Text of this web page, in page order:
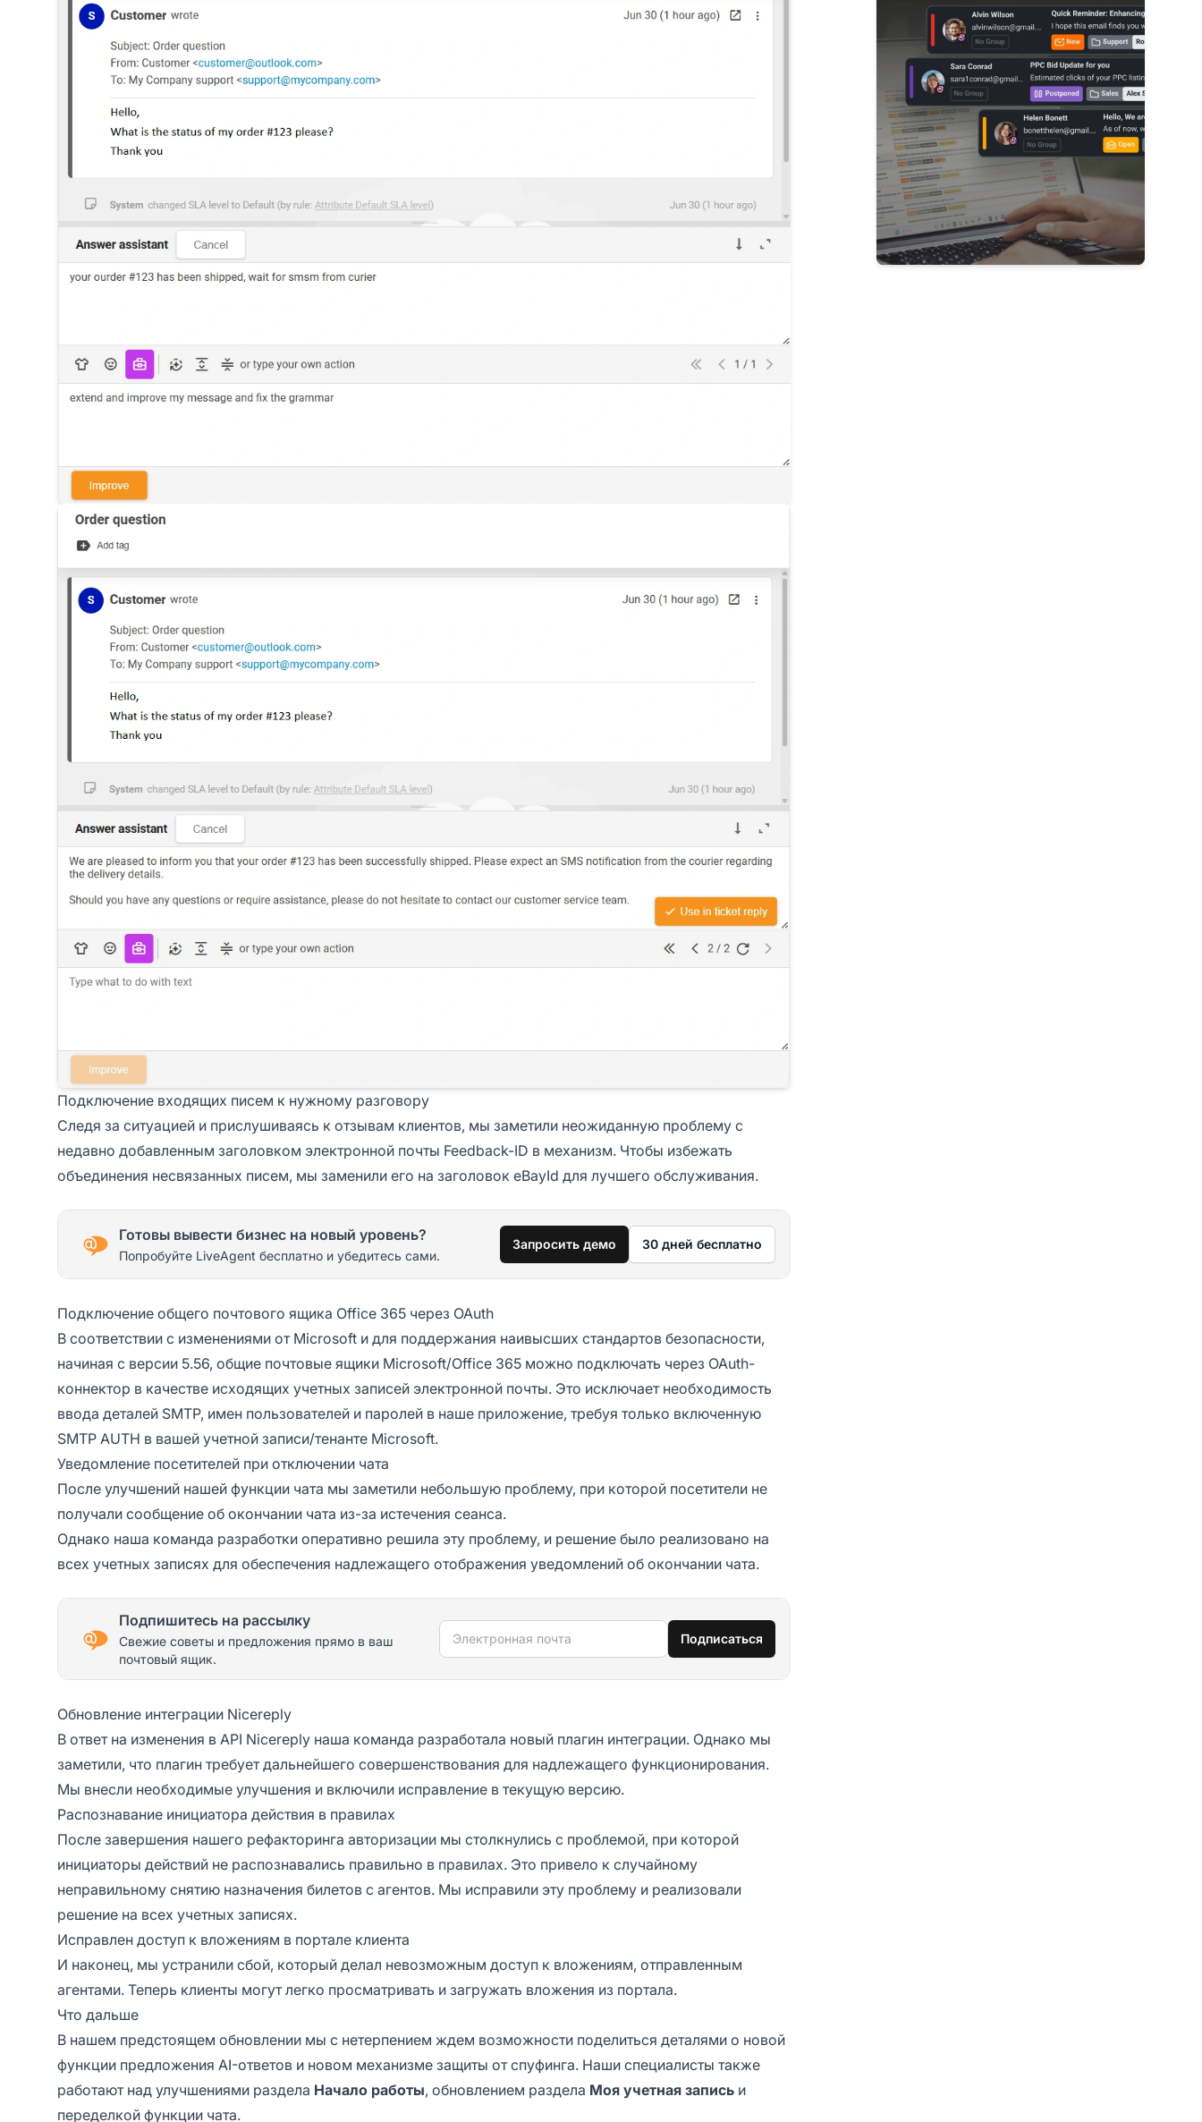
Подключение входящих писем к нужному разговору
Следя за ситуацией и прислушиваясь к отзывам клиентов, мы заметили неожиданную проблему с
недавно добавленным заголовком электронной почты Feedback-ID в механизм. Чтобы избежать
объединения несвязанных писем, мы заменили его на заголовок eBayId для лучшего обслуживания.
Готовы вывести бизнес на новый уровень?
Попробуйте LiveAgent бесплатно и убедитесь сами.
Запросить демо 30 дней бесплатно
Подключение общего почтового ящика Office 365 через OAuth
В соответствии с изменениями от Microsoft и для поддержания наивысших стандартов безопасности,
начиная с версии 5.56, общие почтовые ящики Microsoft/Office 365 можно подключать через OAuth-
коннектор в качестве исходящих учетных записей электронной почты. Это исключает необходимость
ввода деталей SMTP, имен пользователей и паролей в наше приложение, требуя только включенную
SMTP AUTH в вашей учетной записи/тенанте Microsoft.
Уведомление посетителей при отключении чата
После улучшений нашей функции чата мы заметили небольшую проблему, при которой посетители не
получали сообщение об окончании чата из-за истечения сеанса.
Однако наша команда разработки оперативно решила эту проблему, и решение было реализовано на
всех учетных записях для обеспечения надлежащего отображения уведомлений об окончании чата.
Подпишитесь на рассылку
Свежие советы и предложения прямо в ваш
почтовый ящик.
Электронная почта Подписаться
Обновление интеграции Nicereply
В ответ на изменения в API Nicereply наша команда разработала новый плагин интеграции. Однако мы
заметили, что плагин требует дальнейшего совершенствования для надлежащего функционирования.
Мы внесли необходимые улучшения и включили исправление в текущую версию.
Распознавание инициатора действия в правилах
После завершения нашего рефакторинга авторизации мы столкнулись с проблемой, при которой
инициаторы действий не распознавались правильно в правилах. Это привело к случайному
неправильному снятию назначения билетов с агентов. Мы исправили эту проблему и реализовали
решение на всех учетных записях.
Исправлен доступ к вложениям в портале клиента
И наконец, мы устранили сбой, который делал невозможным доступ к вложениям, отправленным
агентами. Теперь клиенты могут легко просматривать и загружать вложения из портала.
Что дальше
В нашем предстоящем обновлении мы с нетерпением ждем возможности поделиться деталями о новой
функции предложения AI-ответов и новом механизме защиты от спуфинга. Наши специалисты также
работают над улучшениями раздела Начало работы, обновлением раздела Моя учетная запись и
переделкой функции чата.